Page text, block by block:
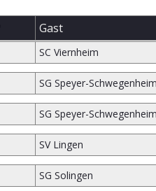
Gast
SC Viernheim
SG Speyer-Schwegenheim
SG Speyer-Schwegenheim
SV Lingen
SG Solingen